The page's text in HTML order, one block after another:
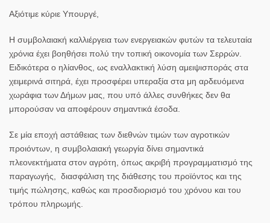
Αξιότιμε κύριε Υπουργέ
Η συμβολαιακή καλλιέργεια των ενεργειακών φυτών τα τελευταία
χρόνια έχει βοηθήσει πολύ την τοπική οικονομία των Σερρών.
Ειδικότερα ο ηλίανθος, ως εναλλακτική λύση αμειψισποράς στα
χειμερινά σιτηρά, έχει προσφέρει υπεραξία στα μη αρδευόμενα
χωράφια των Δήμων μας, που υπό άλλες συνθήκες δεν θα
μπορούσαν να αποφέρουν σημαντικά έσοδα.
Σε μία εποχή αστάθειας των διεθνών τιμών των αγροτικών
προιόντων, η συμβολαιακή γεωργία δίνει σημαντικά
πλεονεκτήματα στον αγρότη, όπως ακριβή προγραμματισμό της
παραγωγής, διασφάλιση της διάθεσης του προϊόντος και της
τιμής πώλησης, καθώς και προσδιορισμό του χρόνου και του
τρόπου πληρωμής.